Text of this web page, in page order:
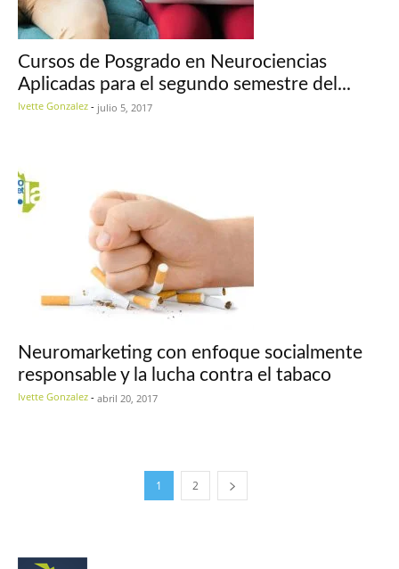
Cursos de Posgrado en Neurociencias
Aplicadas para el segundo semestre del...
Ivette Gonzalez - julio 5, 2017
Neuromarketing con enfoque socialmente
responsable y la lucha contra el tabaco
Ivette Gonzalez - abril 20, 2017
1 2